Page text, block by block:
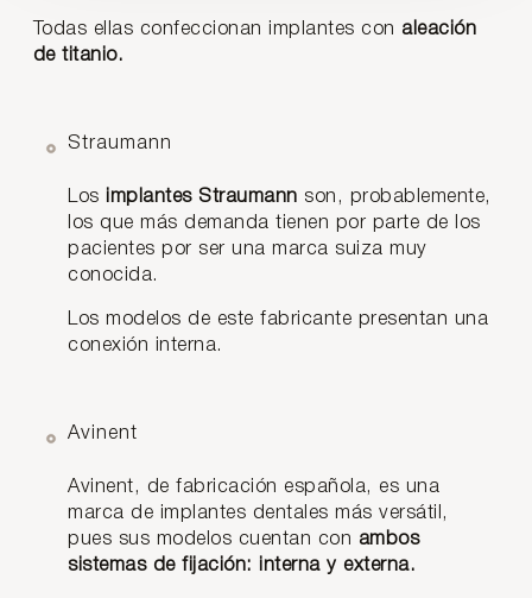
Todas ellas confeccionan implantes con aleación
de titanio.
Straumann
Los implantes Straumann son, probablemente,
los que más demanda tienen por parte de los
pacientes por ser una marca suiza muy
conocida.
Los modelos de este fabricante presentan una
conexión interna.
Avinent
Avinent, de fabricación española, es una
marca de implantes dentales más versátil,
pues sus modelos cuentan con ambos
sistemas de fijación: interna y externa.